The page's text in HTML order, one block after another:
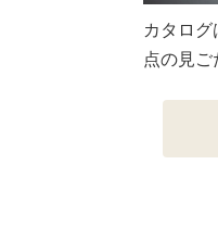
カタロ
点の見